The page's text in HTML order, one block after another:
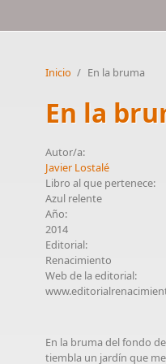
Inicio / En la bruma
En la
Autor/a:
Javier Lostalé
Libro al que pertenece:
Azul relente
Año:
2014
Editorial:
Renacimiento
Web de la editorial:
En la bruma del fondo
tiembla un jardín que